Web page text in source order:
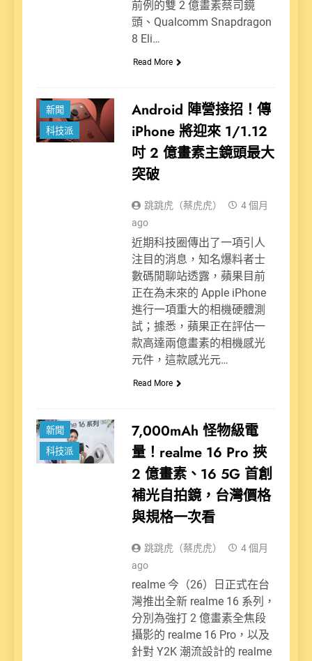
前例的雙 2 億畫素蔡司鏡
頭、Qualcomm Snapdragon
8 Eli…
Read More
新聞
科技派
Android 陣營接招！傳
iPhone 將迎來 1/1.12
吋 2 億畫素主鏡頭最大
突破
跳跳虎（蔡虎虎）
4 個月
ago
近期科技圈傳出了一項引人
注目的消息，知名爆料者士
數碼閒聊站透露，蘋果目前
正在為未來的 Apple iPhone
進行一項重大的相機硬體測
試；據悉，蘋果正在評估一
款高達兩億畫素的相機感光
元件，這款感光元…
Read More
新聞
科技派
7,000mAh 怪物級電
量！realme 16 Pro 挾
2 億畫素、16 5G 首創
補光自拍鏡，台灣價格
與規格一次看
跳跳虎（蔡虎虎）
4 個月
ago
realme 今（26）日正式在台
灣推出全新 realme 16 系列，
分別為強打 2 億畫素全焦段
攝影的 realme 16 Pro，以及
針對 Y2K 潮流設計的 realme